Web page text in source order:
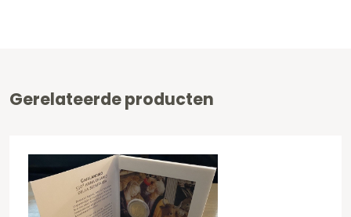
Gerelateerde producten